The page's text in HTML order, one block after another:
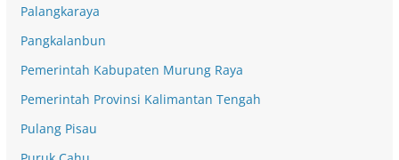
Palangkaraya
Pangkalanbun
Pemerintah Kabupaten Murung Raya
Pemerintah Provinsi Kalimantan Tengah
Pulang Pisau